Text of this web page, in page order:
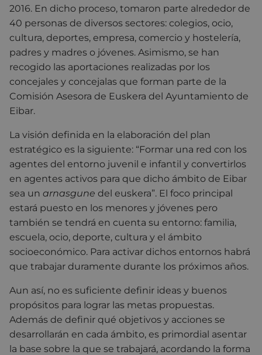
2016. En dicho proceso, tomaron parte alrededor de
40 personas de diversos sectores: colegios, ocio,
cultura, deportes, empresa, comercio y hostelería,
padres y madres o jóvenes. Asimismo, se han
recogido las aportaciones realizadas por los
concejales y concejalas que forman parte de la
Comisión Asesora de Euskera del Ayuntamiento de
Eibar.
La visión definida en la elaboración del plan
estratégico es la siguiente: “Formar una red con los
agentes del entorno juvenil e infantil y convertirlos
en agentes activos para que dicho ámbito de Eibar
sea un arnasgune del euskera”. El foco principal
estará puesto en los menores y jóvenes pero
también se tendrá en cuenta su entorno: familia,
escuela, ocio, deporte, cultura y el ámbito
socioeconómico. Para activar dichos entornos habrá
que trabajar duramente durante los próximos años.
Aun así, no es suficiente definir ideas y buenos
propósitos para lograr las metas propuestas.
Además de definir qué objetivos y acciones se
desarrollarán en cada ámbito, es primordial asentar
la base sobre la que se trabajará, acordando la forma